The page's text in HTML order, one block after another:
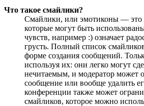
Что такое смайлики?
Смайлики, или эмотиконы — это
которые могут быть
чувств, например :) означает
грусть. Полный список
форме создания сообщений.
используя их: они легко могут
нечитаемым, и модератор может
сообщение или вообще удалить
конференции также может
смайликов, которое можно